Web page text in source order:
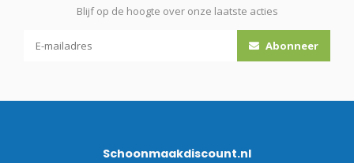
Blijf op de hoogte over onze laatste acties
Abonneer
Schoonmaakdiscount.nl